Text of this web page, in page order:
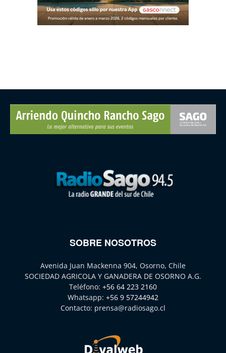
SOBRE NOSOTROS
Avenida Juan Mackenna 904, Osorno, Chile
SOCIEDAD AGRICOLA Y GANADERA DE OSORNO A.G.
Teléfono: +56 64 223 2160
Whatsapp: +56 9 57244942
Contacto: prensa@radiosago.cl